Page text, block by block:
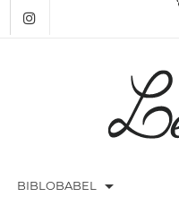
BIBLOBABEL arrow_drop_down